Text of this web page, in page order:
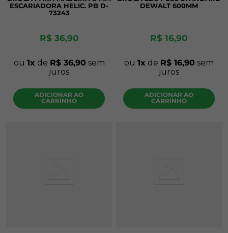
ESCARIADORA HELIC. PB D-
73243
R$ 36,90
ou 1 de R$ 36,90 sem
juros
ADICIONAR AO
CARRINHO
DEWALT 600MM
R$ 16,90
ou 1 de R$ 16,90 sem
juros
ADICIONAR AO
CARRINHO